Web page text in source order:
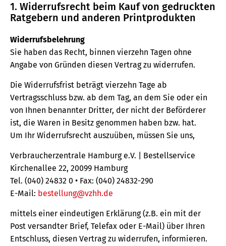
1. Widerrufsrecht beim Kauf von gedruckten
Ratgebern und anderen Printprodukten
Widerrufsbelehrung
Sie haben das Recht, binnen vierzehn Tagen ohne
Angabe von Gründen diesen Vertrag zu widerrufen.
Die Widerrufsfrist beträgt vierzehn Tage ab
Vertragsschluss bzw. ab dem Tag, an dem Sie oder ein
von Ihnen benannter Dritter, der nicht der Beförderer
ist, die Waren in Besitz genommen haben bzw. hat.
Um Ihr Widerrufsrecht auszuüben, müssen Sie uns,
Verbraucherzentrale Hamburg e.V. | Bestellservice
Kirchenallee 22, 20099 Hamburg
Tel. (040) 24832 0 • Fax: (040) 24832-290
E-Mail: bestellung@vzhh.de
mittels einer eindeutigen Erklärung (z.B. ein mit der
Post versandter Brief, Telefax oder E-Mail) über Ihren
Entschluss, diesen Vertrag zu widerrufen, informieren.